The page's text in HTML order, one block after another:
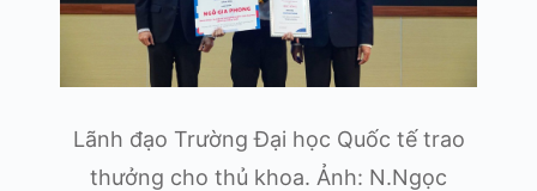
Lãnh đạo Trường Đại học Quốc tế trao
thưởng cho thủ khoa. Ảnh: N.Ngọc